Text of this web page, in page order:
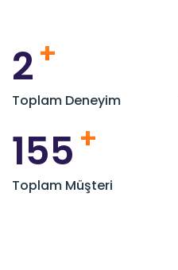
2 +
Toplam Deneyim
171+
Toplam Müşteri